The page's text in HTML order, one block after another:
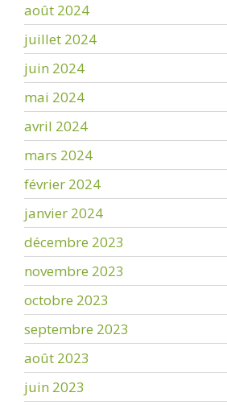
août 2024
juillet 2024
juin 2024
mai 2024
avril 2024
mars 2024
février 2024
janvier 2024
décembre 2023
novembre 2023
octobre 2023
septembre 2023
août 2023
juin 2023